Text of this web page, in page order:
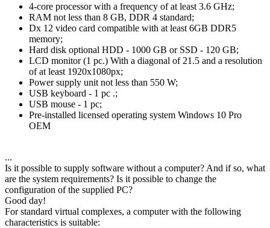
4-core processor with a frequency of at least 3.6 GHz;
RAM not less than 8 GB, DDR 4 standard;
Dx 12 video card compatible with at least 6GB DDR5
memory;
Hard disk optional HDD - 1000 GB or SSD - 120 GB;
LCD monitor (1 pc.) With a diagonal of 21.5 and a resolution
of at least 1920x1080px;
Power supply unit not less than 550 W;
USB keyboard - 1 pc .;
USB mouse - 1 pc;
Pre-installed licensed operating system Windows 10 Pro
OEM
...
Is it possible to supply software without a computer? And if so, what
are the system requirements? Is it possible to change the
configuration of the supplied PC?
Good day!
For standard virtual complexes, a computer with the following
characteristics is suitable: